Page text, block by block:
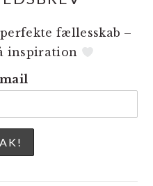
fællesskab –
inspiration